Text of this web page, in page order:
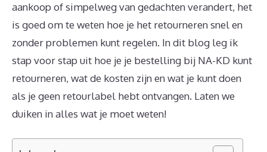
aankoop of simpelweg van gedachten verandert, het
is goed om te weten hoe je het retourneren snel en
zonder problemen kunt regelen. In dit blog leg ik
stap voor stap uit hoe je je bestelling bij NA-KD kunt
retourneren, wat de kosten zijn en wat je kunt doen
als je geen retourlabel hebt ontvangen. Laten we
duiken in alles wat je moet weten!